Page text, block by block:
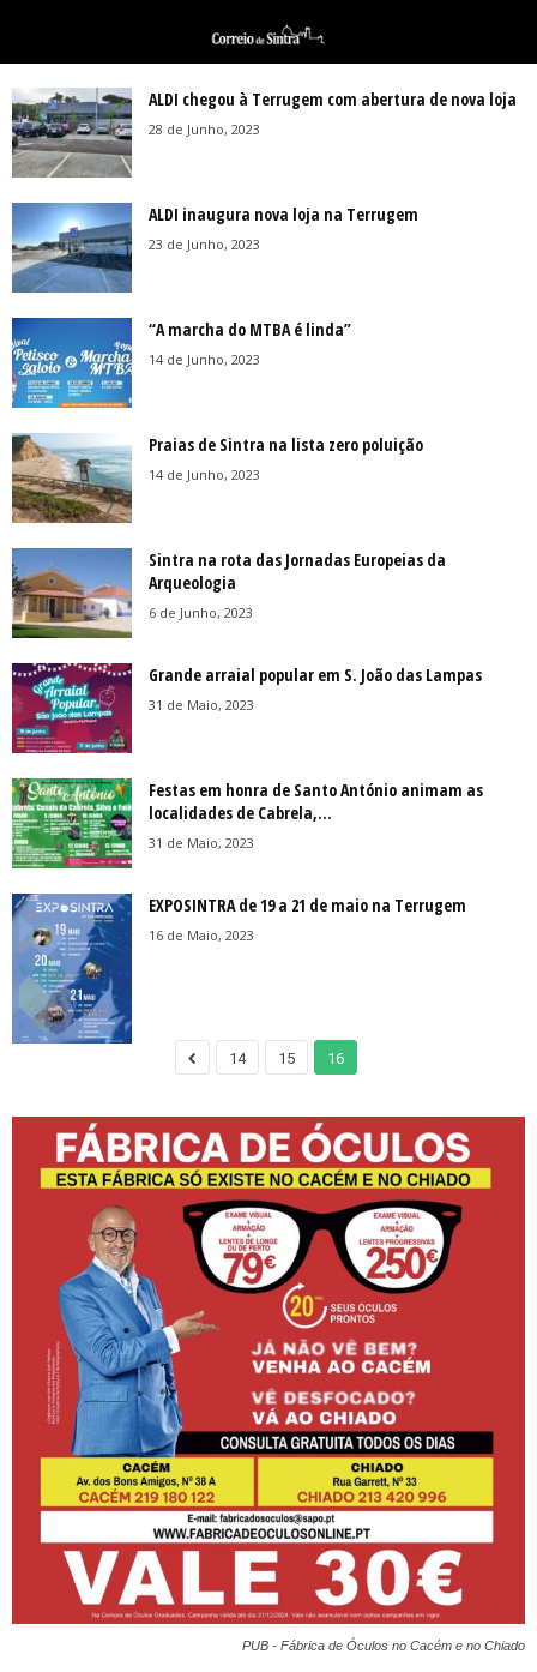
ALDI chegou à Terrugem com abertura de nova loja
28 de Junho, 2023
ALDI inaugura nova loja na Terrugem
23 de Junho, 2023
“A marcha do MTBA é linda”
14 de Junho, 2023
Praias de Sintra na lista zero poluição
14 de Junho, 2023
Sintra na rota das Jornadas Europeias da
Arqueologia
6 de Junho, 2023
Grande arraial popular em S. João das Lampas
31 de Maio, 2023
Festas em honra de Santo António animam as
localidades de Cabrela,...
31 de Maio, 2023
EXPOSINTRA de 19 a 21 de maio na Terrugem
16 de Maio, 2023
14 15 16
PUB - Fábrica de Óculos no Cacém e no Chiado